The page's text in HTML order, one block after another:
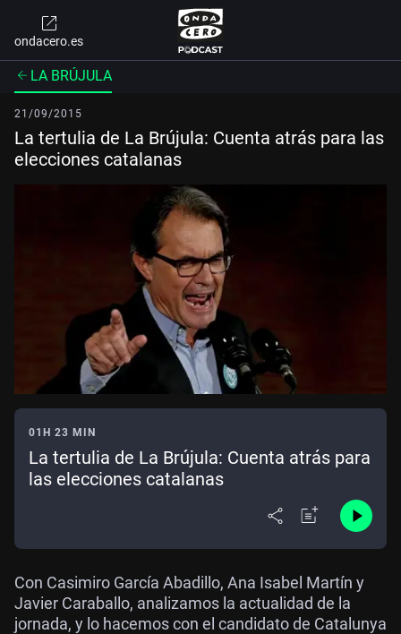
ondacero.es
LA BRÚJULA
21/09/2015
La tertulia de La Brújula: Cuenta atrás para las
elecciones catalanas
01H 23 MIN
La tertulia de La Brújula: Cuenta atrás para
las elecciones catalanas
Con Casimiro García Abadillo, Ana Isabel Martín y
Javier Caraballo, analizamos la actualidad de la
jornada, y lo hacemos con el candidato de Catalunya